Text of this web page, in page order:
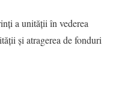
a unității în vederea
și atragerea de fonduri